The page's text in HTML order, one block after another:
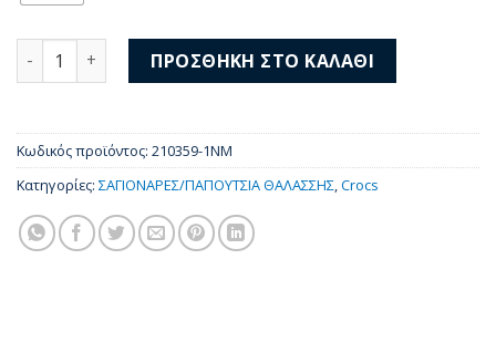
Crocs Classic Rocket Ship Clog t 210359-1NM ποσότητα
ΠΡΟΣΘΉΚΗ ΣΤΟ ΚΑΛΆΘΙ
Κωδικός προϊόντος: 210359-1NM
Κατηγορίες: ΣΑΓΙΟΝΑΡΕΣ/ΠΑΠΟΥΤΣΙΑ ΘΑΛΑΣΣΗΣ Crocs